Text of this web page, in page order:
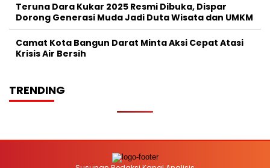
Teruna Dara Kukar 2025 Resmi Dibuka, Dispar
Dorong Generasi Muda Jadi Duta Wisata dan UMKM
Camat Kota Bangun Darat Minta Aksi Cepat Atasi
Krisis Air Bersih
TRENDING